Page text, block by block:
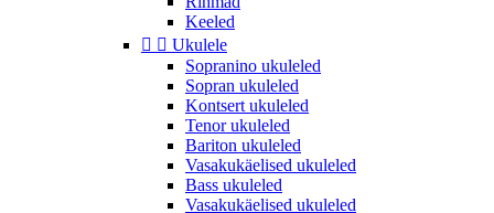
Keeled
  Ukulele
Sopranino ukuleled
Sopran ukuleled
Kontsert ukuleled
Tenor ukuleled
Bariton ukuleled
Vasakukäelised ukuleled
Bass ukuleled
Vasakukäelised ukuleled